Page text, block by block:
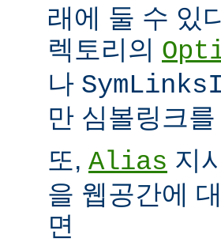
래에 둘 수 있
렉토리의
나
만 심볼링크
또, Alias 지
을 웹공간에
면